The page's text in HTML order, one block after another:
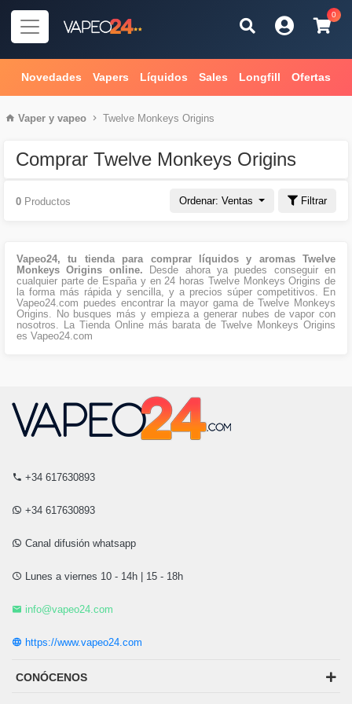
0
Novedades Vapers Líquidos Sales Longfill Ofertas
Vaper y vapeo Twelve Monkeys Origins
Comprar Twelve Monkeys Origins
Ordenar: Ventas Filtrar
0 Productos
Vapeo24, tu tienda para comprar líquidos y aromas Twelve
Monkeys Origins online. Desde ahora ya puedes conseguir en
cualquier parte de España y en 24 horas Twelve Monkeys Origins de
la forma más rápida y sencilla, y a precios súper competitivos. En
Vapeo24.com puedes encontrar la mayor gama de Twelve Monkeys
Origins. No busques más y empieza a generar nubes de vapor con
nosotros. La Tienda Online más barata de Twelve Monkeys Origins
es Vapeo24.com
+34 617630893
+34 617630893
Canal difusión whatsapp
Lunes a viernes 10 - 14h | 15 - 18h
info@vapeo24.com
https://www.vapeo24.com
CONÓCENOS